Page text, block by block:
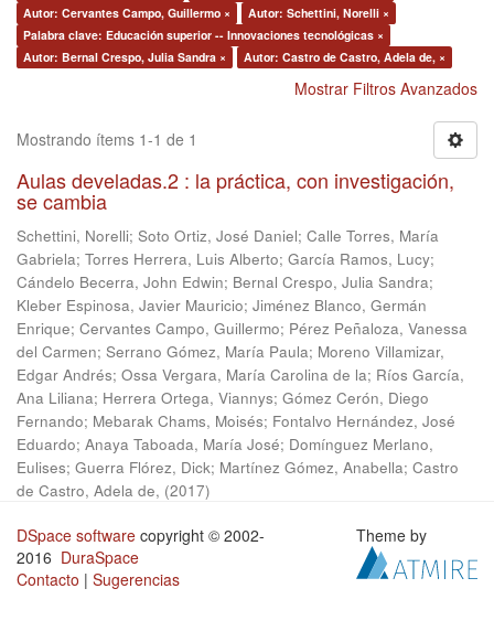
Autor: Cervantes Campo, Guillermo ×
Autor: Schettini, Norelli ×
Palabra clave: Educación superior -- Innovaciones tecnológicas ×
Autor: Bernal Crespo, Julia Sandra ×
Autor: Castro de Castro, Adela de, ×
Mostrar Filtros Avanzados
Mostrando ítems 1-1 de 1
Aulas develadas.2 : la práctica, con investigación,
se cambia
Schettini, Norelli; Soto Ortiz, José Daniel; Calle Torres, María
Gabriela; Torres Herrera, Luis Alberto; García Ramos, Lucy;
Cándelo Becerra, John Edwin; Bernal Crespo, Julia Sandra;
Kleber Espinosa, Javier Mauricio; Jiménez Blanco, Germán
Enrique; Cervantes Campo, Guillermo; Pérez Peñaloza, Vanessa
del Carmen; Serrano Gómez, María Paula; Moreno Villamizar,
Edgar Andrés; Ossa Vergara, María Carolina de la; Ríos García,
Ana Liliana; Herrera Ortega, Viannys; Gómez Cerón, Diego
Fernando; Mebarak Chams, Moisés; Fontalvo Hernández, José
Eduardo; Anaya Taboada, María José; Domínguez Merlano,
Eulises; Guerra Flórez, Dick; Martínez Gómez, Anabella; Castro
de Castro, Adela de, (2017)
DSpace software copyright © 2002-
2016 DuraSpace
Contacto | Sugerencias
Theme by